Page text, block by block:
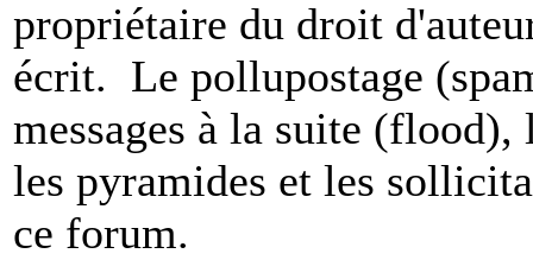
propriétaire du droit
écrit. Le pollupostage
messages à la suite
les pyramides et les
ce forum.